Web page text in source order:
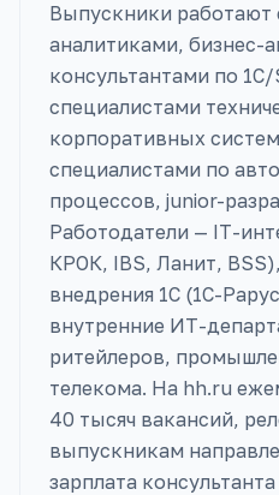
Выпускники
аналитиками, бизнес-
консультантами по
специалистами
корпоративных
специалистами по
процессов, junior-
Работодатели — IT-
КРОК, IBS, Ланит,
внедрения 1С (1С-
внутренние ИТ-
ритейлеров,
телекома. На hh.ru
40 тысяч вакансий,
выпускникам
зарплата